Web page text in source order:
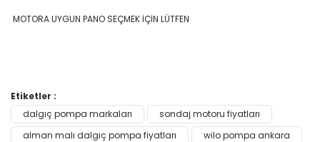
MOTORA UYGUN PANO SEÇMEK İÇİN LÜTFEN
Bu ürüne ilk yorumu siz yapın!
Bu ürünün fiyat bilgisi, resim, ürün açıklamalarında ve diğer
konularda yetersiz gördüğünüz noktaları öneri formunu
kullanarak tarafımıza iletebilirsiniz.
Görüş ve önerileriniz için teşekkür ederiz.
Etiketler :
dalgıç pompa markaları
sondaj motoru fiyatları
alman malı dalgıç pompa fiyatları
wilo pompa ankara